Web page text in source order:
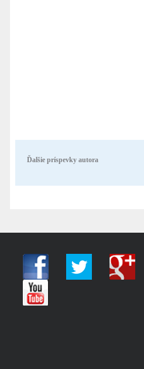
Ďalšie príspevky autora